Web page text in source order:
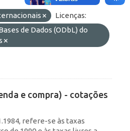
Licenças:
de Dados (ODbL) do
e compra) - cotações
refere-se às taxas